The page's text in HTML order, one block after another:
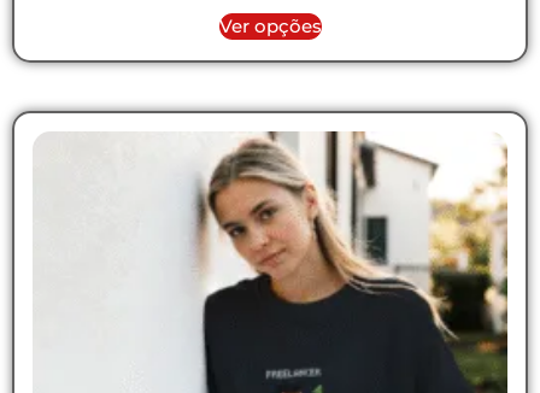
Ver opções